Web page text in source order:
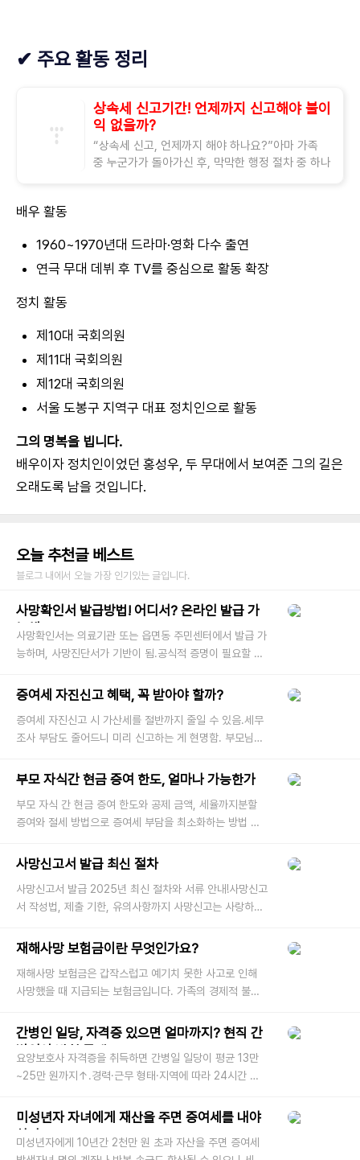
✔ 주요 활동 정리
상속세 신고기간! 언제까지 신고해야 불이
익 없을까?
“상속세 신고, 언제까지 해야 하나요?”아마 가족
중 누군가가 돌아가신 후, 막막한 행정 절차 중 하나
배우 활동
1960~1970년대 드라마·영화 다수 출연
연극 무대 데뷔 후 TV를 중심으로 활동 확장
정치 활동
제10대 국회의원
제11대 국회의원
제12대 국회의원
서울 도봉구 지역구 대표 정치인으로 활동
그의 명복을 빕니다.
배우이자 정치인이었던 홍성우, 두 무대에서 보여준 그의 길은
오래도록 남을 것입니다.
오늘 추천글 베스트
블로그 내에서 오늘 가장 인기있는 글입니다.
사망확인서 발급방법! 어디서? 온라인 발급 가
능해요?
사망확인서는 의료기관 또는 읍면동 주민센터에서 발급 가
능하며, 사망진단서가 기반이 됨.공식적 증명이 필요할 경
됨. 가족이나 지인
증여세 자진신고 혜택, 꼭 받아야 할까?
증여세 자진신고 시 가산세를 절반까지 줄일 수 있음.세무
조사 부담도 줄어드니 미리 신고하는 게 현명함. 부모님이
민거리입니다. 특
부모 자식간 현금 증여 한도, 얼마나 가능한가
요?
부모 자식 간 현금 증여 한도와 공제 금액, 세율까지분할
증여와 절세 방법으로 증여세 부담을 최소화하는 방법 제
있는 공제 한도가 있
사망신고서 발급 최신 절차
사망신고서 발급 2025년 최신 절차와 서류 안내!사망신고
서 작성법, 제출 기한, 유의사항까지 사망신고는 사랑하는
폐쇄를 위해 필수적
재해사망 보험금이란 무엇인가요?
재해사망 보험금은 갑작스럽고 예기치 못한 사고로 인해
사망했을 때 지급되는 보험금입니다. 가족의 경제적 불안
사망 보험금의 개념
간병인 일당, 자격증 있으면 얼마까지? 현직 간
병인이 밝힌 금액
요양보호사 자격증을 취득하면 간병일 일당이 평균 13만
~25만 원까지↑.경력·근무 형태·지역에 따라 24시간 근
면서 ‘자격증 하나로 일당
미성년자 자녀에게 재산을 주면 증여세를 내야
하나요?
미성년자에게 10년간 2천만 원 초과 자산을 주면 증여세